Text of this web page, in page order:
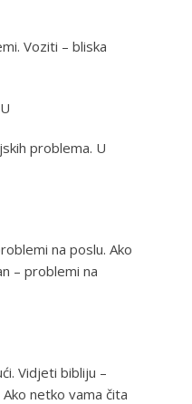
Voziti – bliska
problema. U
na poslu. Ako
– problemi na
Vidjeti bibliju –
netko vama čita